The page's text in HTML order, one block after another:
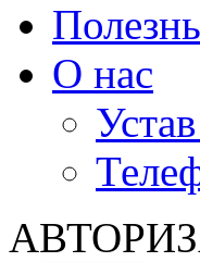
О нас